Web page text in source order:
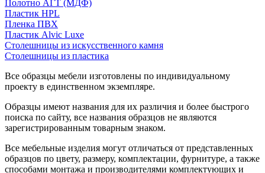
Полотно АГТ (МДФ)
Пластик HPL
Пленка ПВХ
Пластик Alvic Luxe
Столешницы из искусственного камня
Столешницы из пластика
Все образцы мебели изготовлены по индивидуальному
проекту в единственном экземпляре.
Образцы имеют названия для их различия и более быстрого
поиска по сайту, все названия образцов не являются
зарегистрированным товарным знаком.
Все мебельные изделия могут отличаться от представленных
образцов по цвету, размеру, комплектации, фурнитуре, а также
способами монтажа и производителями комплектующих и